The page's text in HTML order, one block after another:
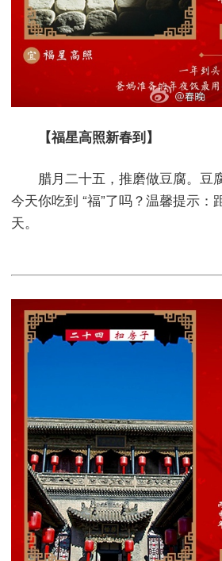
【福星高照新春到】
腊月二十五，推磨做豆腐。豆
今天你吃到 “福”了吗？温馨提示：
天。